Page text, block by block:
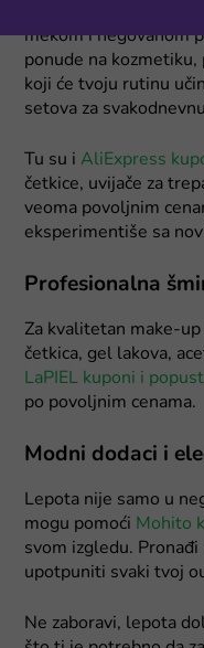
mekom i negovanom
ponude na
koji će tvoju rutinu
setova za
Tu su i AliExpress
četkice, uvijače za
veoma povoljnim
eksperimentiše sa
Profesionalna
Za kvalitetan make-
četkica, gel lakova,
LaPIEL kuponi i
po povoljnim cenama.
Modni dodaci i
Lepota nije samo u
mogu pomoći Mohito
svom izgledu.
upotpuniti svaki tvoj
Ne zaboravi, lepota